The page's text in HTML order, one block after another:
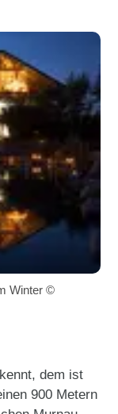
Winter ©
dem ist
900 Metern